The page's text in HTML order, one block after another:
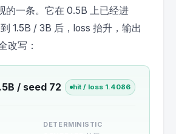
的一条。它在 0.5B 上已经进
到 1.5B / 3B 后，loss 抬升，输出
改写：
/ seed 72 hit / loss 1.4086
DETERMINISTIC